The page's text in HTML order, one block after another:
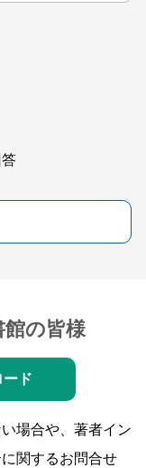
館の皆様
ード
場合や、著者イン
関するお問合せ